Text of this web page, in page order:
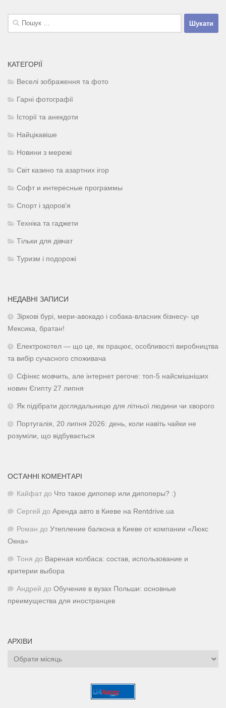
Пошук:
КАТЕГОРІЇ
Веселі зображення та фото
Гарні фотографії
Історії та анекдоти
Найцікавіше
Новини з мережі
Світ казино та азартних ігор
Софт и интересные программы
Спорт і здоров'я
Техніка та гаджети
Тільки для дівчат
Туризм і подорожі
НЕДАВНІ ЗАПИСИ
Зіркові бурі, мери-авокадо і собака-власник бізнесу- це
Мексика, братан!
Електрокотел — що це, як працює, особливості виробництва
та вибір сучасного споживача
Сфінкс мовчить, але інтернет регоче: топ-5 найсмішніших
новин Єгипту 27 липня
Як підібрати доглядальницю для літньої людини чи хворого
Португалія, 20 липня 2026: день, коли навіть чайки не
розуміли, що відбувається
ОСТАННІ КОМЕНТАРІ
Кайфат до Что такое дипопер или дипоперы? :)
Сергей до Аренда авто в Киеве на Rentdrive.ua
Роман до Утепление балкона в Киеве от компании «Люкс
Окна»
Тоня до Вареная колбаса: состав, использование и
критерии выбора
Андрей до Обучение в вузах Польши: основные
преимущества для иностранцев
АРХІВИ
Архіви